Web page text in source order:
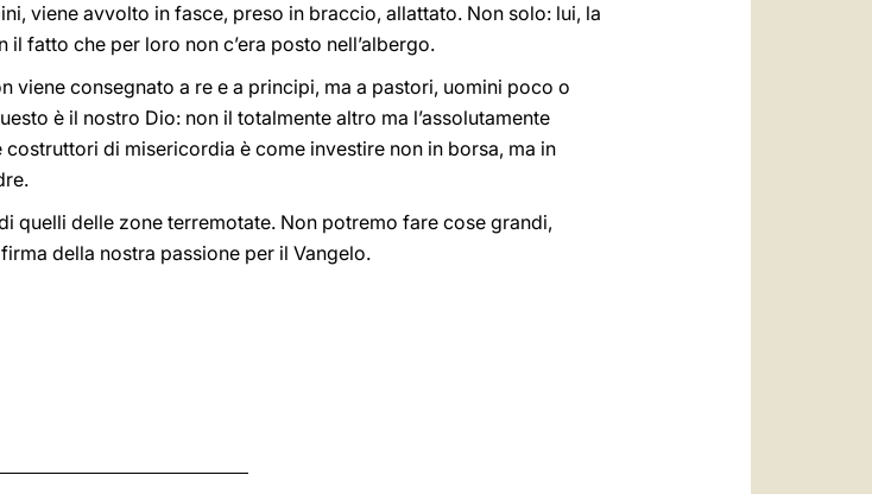
viene avvolto in fasce, preso in braccio, allattato. Non solo: lui, la
fatto che per loro non c’era posto nell’albergo.
viene consegnato a re e a principi, ma a pastori, uomini poco o
è il nostro Dio: non il totalmente altro ma l’assolutamente
di misericordia è come investire non in borsa, ma in
quelli delle zone terremotate. Non potremo fare cose grandi,
della nostra passione per il Vangelo.